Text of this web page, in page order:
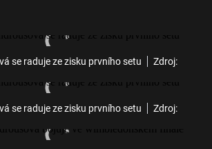
se raduje ze zisku prvního setu
Zdroj:
se raduje ze zisku prvního setu
Zdroj: